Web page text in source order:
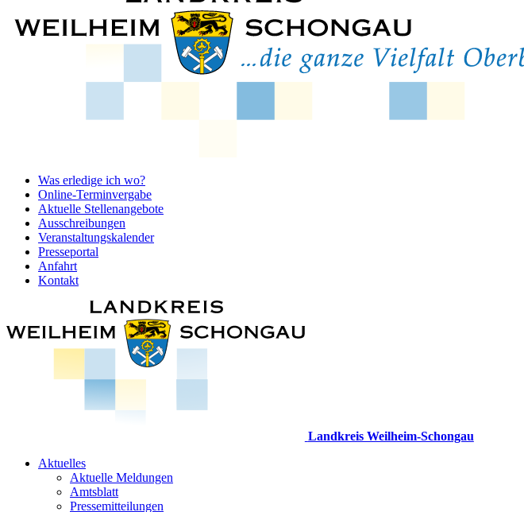
Was erledige ich wo?
Online-Terminvergabe
Aktuelle Stellenangebote
Ausschreibungen
Veranstaltungskalender
Presseportal
Anfahrt
Kontakt
Landkreis Weilheim-Schongau
Aktuelles
Aktuelle Meldungen
Amtsblatt
Pressemitteilungen